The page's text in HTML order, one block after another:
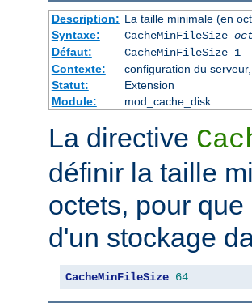
Description: La taille minimale (en
Syntaxe:
CacheMinFileSize
Défaut:
CacheMinFileSize 1
Contexte:
configuration du
Statut:
Extension
Module:
mod_cache_disk
La directive
définir la taille
octets, pour
d'un stockage
CacheMinFileSize 64